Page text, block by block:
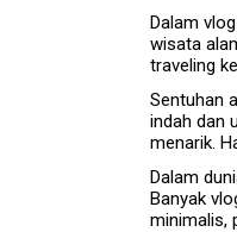
Dalam
wisata
traveling
Sentuhan
indah dan
menarik.
Dalam
Banyak
minimalis,